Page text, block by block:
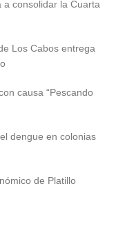
a consolidar la Cuarta
Los Cabos entrega
causa “Pescando
dengue en colonias
de Platillo